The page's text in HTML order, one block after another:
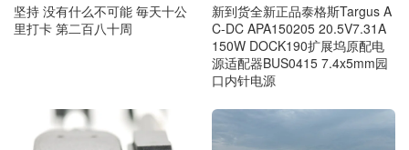
坚持 没有什么不可能 毎天十公
里打卡 第二百八十周
新到货全新正品泰格斯Targus A
C-DC APA150205 20.5V7.31A
150W DOCK190扩展坞原配电
源适配器BUS0415 7.4x5mm园
口内针电源